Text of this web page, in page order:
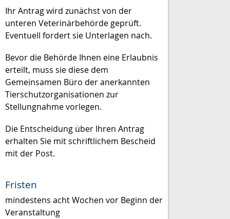
Ihr Antrag wird zunächst von der
unteren Veterinärbehörde geprüft.
Eventuell fordert sie Unterlagen nach.
Bevor die Behörde Ihnen eine Erlaubnis
erteilt, muss sie diese dem
Gemeinsamen Büro der anerkannten
Tierschutzorganisationen zur
Stellungnahme vorlegen.
Die Entscheidung über Ihren Antrag
erhalten Sie mit schriftlichem Bescheid
mit der Post.
Fristen
mindestens acht Wochen vor Beginn der
Veranstaltung